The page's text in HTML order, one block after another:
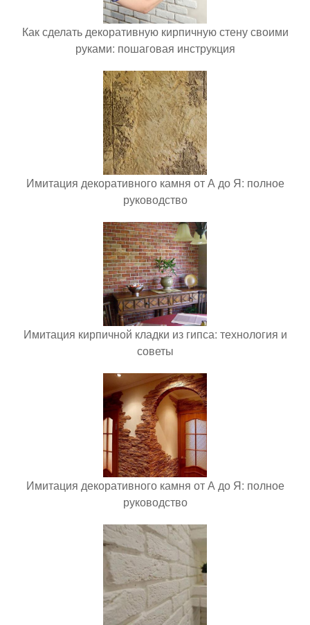
Как сделать декоративную кирпичную стену своими
руками: пошаговая инструкция
Имитация декоративного камня от А до Я: полное
руководство
Имитация кирпичной кладки из гипса: технология и
советы
Имитация декоративного камня от А до Я: полное
руководство